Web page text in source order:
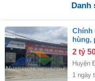
Danh
chính chủ bán 3 lô đất thổ cư tại đoan
hùng,
2 tỷ
Huyện
1 ngày